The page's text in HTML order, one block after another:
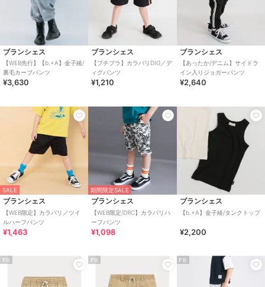
ブランシェス
【WEB先行】【b.+A】金子綾/
裏毛カーブパンツ
¥3,630
ブランシェス
【プチプラ】カラバリDIG／デ
ィグパンツ
¥1,210
ブランシェス
【あったか/デニム】サイドラ
イン入りジョガーパンツ
¥2,640
SALE
ブランシェス
【WEB限定】カラバリ／ツイ
ルハーフパンツ
¥1,463
期間限定SALE
ブランシェス
【WEB限定/DRC】カラバリハ
ーフパンツ
¥1,098
ブランシェス
【b.+A】金子綾/タンクトップ
¥2,200
PR PR PR